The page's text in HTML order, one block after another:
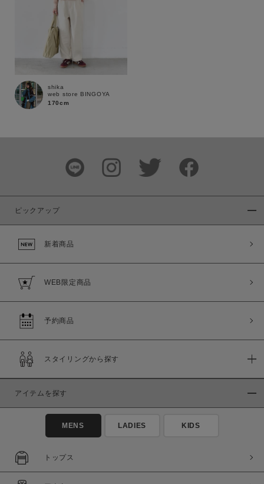
shika
web store BINGOYA
170cm
ピックアップ
新着商品
WEB限定商品
予約商品
スタイリングから探す
アイテムを探す
MENS LADIES KIDS
トップス